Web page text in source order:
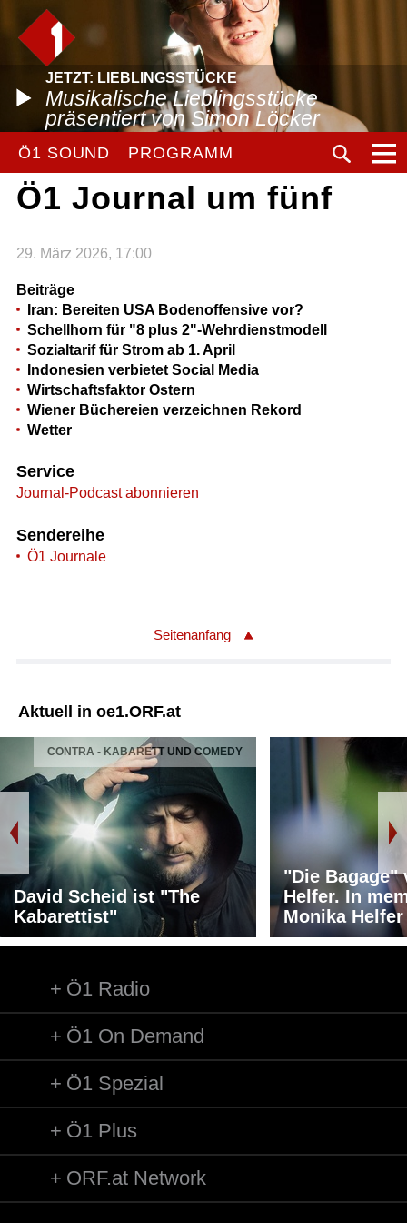
JETZT: LIEBLINGSSTÜCKE
Musikalische Lieblingsstücke
präsentiert von Simon Löcker
Ö1 SOUND PROGRAMM
Ö1 Journal um fünf
29. März 2026, 17:00
Beiträge
Iran: Bereiten USA Bodenoffensive vor?
Schellhorn für "8 plus 2"-Wehrdienstmodell
Sozialtarif für Strom ab 1. April
Indonesien verbietet Social Media
Wirtschaftsfaktor Ostern
Wiener Büchereien verzeichnen Rekord
Wetter
Service
Journal-Podcast abonnieren
Sendereihe
Ö1 Journale
Seitenanfang
Aktuell in oe1.ORF.at
CONTRA - KABARETT UND COMEDY
David Scheid ist "The
Kabarettist"
"Die Bagage"
Helfer. In
Monika Helfer
Ö1 Radio
Ö1 On Demand
Ö1 Spezial
Ö1 Plus
ORF.at Network